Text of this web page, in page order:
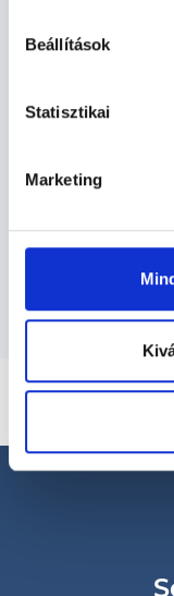
Beállítások
Statisztikai
Marketing
Pszichológia